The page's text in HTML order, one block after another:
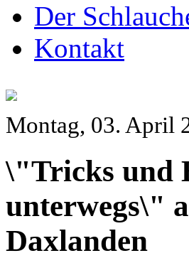
Der
Kontakt
Montag, 03. April
\"Tricks und
unterwegs\"
Daxlanden